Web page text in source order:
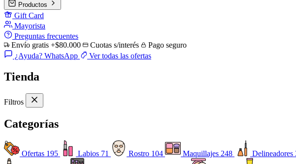
Productos
Gift Card
Mayorista
Preguntas frecuentes
Envío gratis +$80.000
Cuotas s/interés
Pago seguro
¿Ayuda? WhatsApp
Ver todas las ofertas
Tienda
Filtros
Categorías
Ofertas 195 Labios 71 Rostro 104 Maquillajes 248 Delineadores